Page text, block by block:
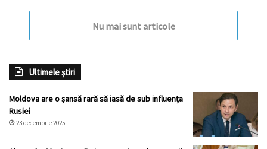
Nu mai sunt articole
Ultimele știri
Moldova are o șansă rară să iasă de sub influența
Rusiei
23 decembrie 2025